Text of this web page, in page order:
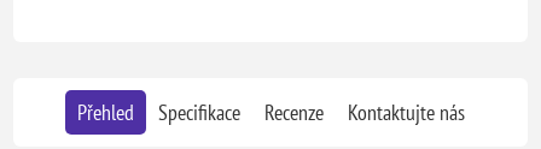
Přehled Specifikace Recenze Kontaktujte nás